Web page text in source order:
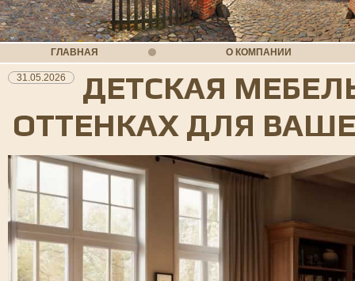
ГЛАВНАЯ О КОМПАНИИ
31.05.2026
ДЕТСКАЯ
ОТТЕНКАХ ДЛЯ